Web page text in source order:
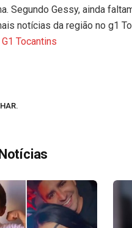
Segundo Gessy, ainda
notícias da região no g1
G1 Tocantins